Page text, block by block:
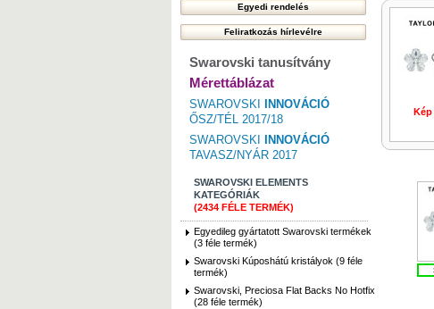
Swarovski tanusítvány
Mérettáblázat
SWAROVSKI
INNOVÁCIÓ
ŐSZ/TÉL 2017/18
SWAROVSKI
INNOVÁCIÓ
TAVASZ/NYÁR 2017
SWAROVSKI ELEMENTS
KATEGÓRIÁK
(2434 FÉLE TERMÉK)
Egyedileg gyártatott Swarovski termékek
(3 féle termék)
Swarovski Kúposhátú kristályok (9 féle
termék)
Swarovski, Preciosa Flat Backs No Hotfix
(28 féle termék)
Kép